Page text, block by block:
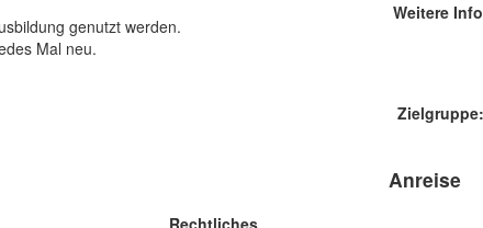
genutzt werden.
Mal neu.
Weitere
Zielgruppe:
Anreise